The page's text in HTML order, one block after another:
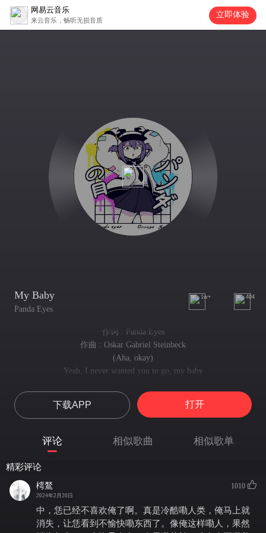
网易云音乐
来云音乐，畅听无损音质
立即体验
My Baby
Panda Eyes
1w+ 404
作词 : Panda Eyes
作曲 : Oskar Gabriel Steinbeck
(Aha, okay)
Yeah, I never wanted you to go, my baby
I've been thinking way too much about you lately
我最近一直都在想你
Yeah, I never wanted you to go, my baby
是，我从来都没想让你离开，我的baby
I've been thinking way too much about you lately
是，我从来没——，我从来没——，我从来没有——，宝贝
Yeah, I never—, I never—, I never—, lately
是，我从来没——，我从来没——，我从来没有——，最近
Yeah, I never—, I never—, I never—, baby
下载APP 打开
评论 相似歌曲 相似歌单
精彩评论
樗鶖
2024年2月20日
1010
中，恁已经不喜欢俺了啊。真是冷酷嘞人类，俺马上就
消失，让恁看到不愉快嘞东西了。像俺这样嘞人，果然